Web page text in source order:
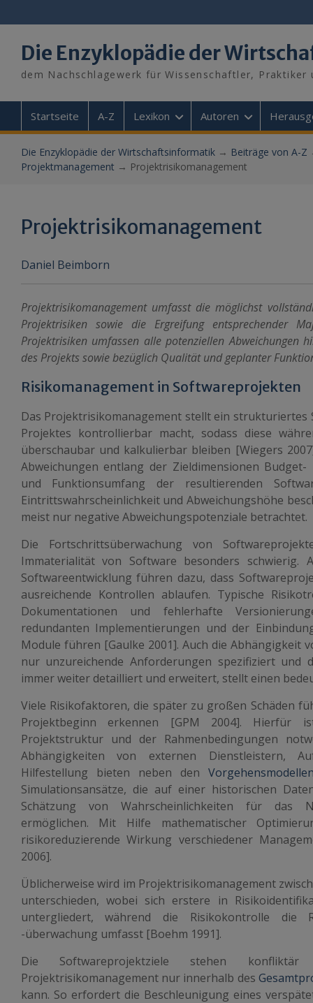
to
Die Enzyklopädie der
dem Nachschlagewerk für Wissenschaftler, Praktiker
Startseite A-Z Lexikon Autoren
Die Enzyklopädie der Wirtschaftsinformatik→ Beiträge von A-Z
Projektmanagement → Projektrisikomanagement
Projektrisikomanagement
Daniel Beimborn
Projektrisikomanagement umfasst die möglichst
Projektrisiken sowie die Ergreifung entsprechender
Projektrisiken umfassen alle potenziellen Abweichungen
des Projekts sowie bezüglich Qualität und geplanter
Risikomanagement in Softwareprojekten
Das Projektrisikomanagement stellt ein strukturiertes
Projektes kontrollierbar macht, sodass diese
überschaubar und kalkulierbar bleiben [Wiegers
Abweichungen entlang der Zieldimensionen
und Funktionsumfang der resultierenden
Eintrittswahrscheinlichkeit und Abweichungshöhe
meist nur negative Abweichungspotenziale betrachtet.
Die Fortschrittsüberwachung von
Immaterialität von Software besonders
Softwareentwicklung führen dazu, dass
ausreichende Kontrollen ablaufen. Typische
Dokumentationen und fehlerhafte
redundanten Implementierungen und der
Module führen [Gaulke 2001]. Auch die Abhängigkeit
nur unzureichende Anforderungen spezifiziert und
immer weiter detailliert und erweitert, stellt einen
Viele Risikofaktoren, die später zu großen Schäden
Projektbeginn erkennen [GPM 2004]. Hierfür
Projektstruktur und der Rahmenbedingungen
Abhängigkeiten von externen Dienstleistern,
Hilfestellung bieten neben den
Simulationsansätze, die auf einer historischen
Schätzung von Wahrscheinlichkeiten für das
ermöglichen. Mit Hilfe mathematischer
risikoreduzierende Wirkung verschiedener
2006].
Üblicherweise wird im Projektrisikomanagement
unterschieden, wobei sich erstere in
untergliedert, während die Risikokontrolle die
-überwachung umfasst [Boehm 1991].
Die Softwareprojektziele stehen
Projektrisikomanagement nur innerhalb des
kann. So erfordert die Beschleunigung eines